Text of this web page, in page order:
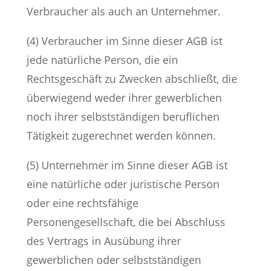
Verbraucher als auch an Unternehmer.
(4) Verbraucher im Sinne dieser AGB ist
jede natürliche Person, die ein
Rechtsgeschäft zu Zwecken abschließt, die
überwiegend weder ihrer gewerblichen
noch ihrer selbstständigen beruflichen
Tätigkeit zugerechnet werden können.
(5) Unternehmer im Sinne dieser AGB ist
eine natürliche oder juristische Person
oder eine rechtsfähige
Personengesellschaft, die bei Abschluss
des Vertrags in Ausübung ihrer
gewerblichen oder selbstständigen